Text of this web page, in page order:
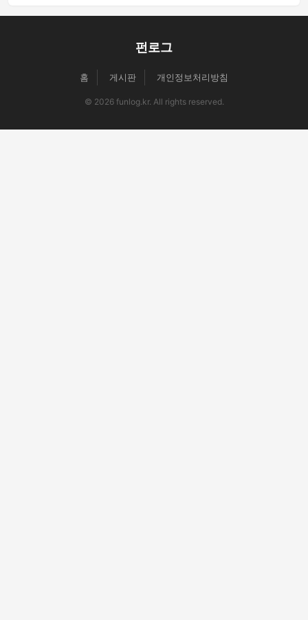
펀로그
홈 게시판 개인정보처리방침
© 2026 funlog.kr. All rights reserved.